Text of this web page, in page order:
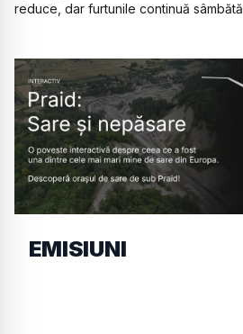
reduce, dar furtunile continuă sâmbătă
EMISIUNI